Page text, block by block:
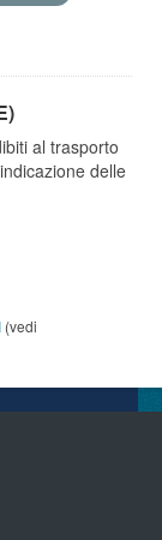
al trasporto
delle
(vedi